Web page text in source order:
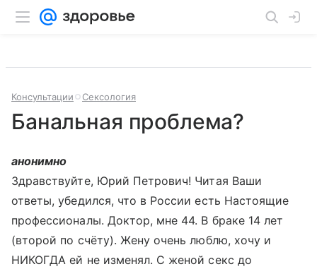
Консультации Сексология
Банальная проблема?
анонимно
Здравствуйте, Юрий Петрович! Читая Ваши
ответы, убедился, что в России есть Настоящие
профессионалы. Доктор, мне 44. В браке 14 лет
(второй по счёту). Жену очень люблю, хочу и
НИКОГДА ей не изменял. С женой секс до